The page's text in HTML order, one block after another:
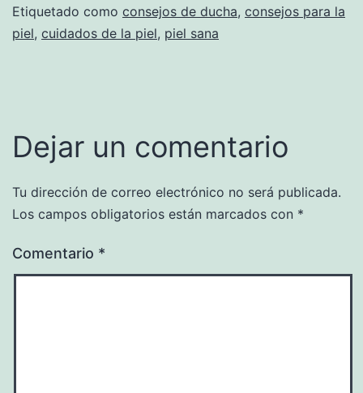
Etiquetado como consejos de ducha, consejos para la
piel, cuidados de la piel, piel sana
Dejar un comentario
Tu dirección de correo electrónico no será publicada.
Los campos obligatorios están marcados con *
Comentario *